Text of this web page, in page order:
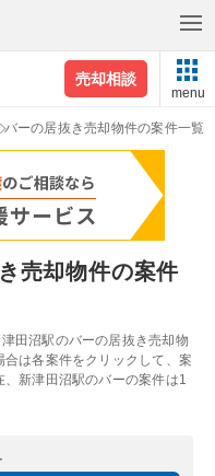
売却相談
menu
バーの居抜き売却物件の案件一覧
売却物件の案件
田沼駅のバーの居抜き売却物
は各案件をクリックして、案
新津田沼駅のバーの案件は1